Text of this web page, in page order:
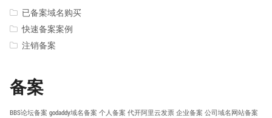
已备案域名购买
快速备案案例
注销备案
备案
BBS论坛备案 godaddy域名备案 个人备案 代开阿里云发票 企业备案 公司域名网站备案